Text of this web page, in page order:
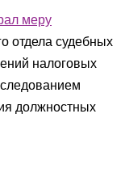
меру
отдела судебных
налоговых
должностных